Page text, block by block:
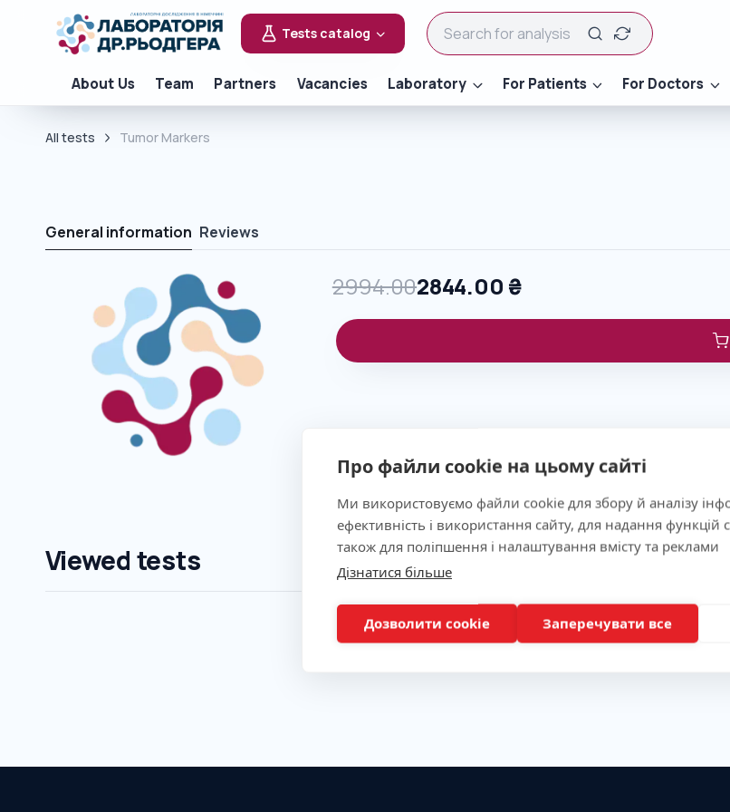
Про файли cookie на цьому сайті
Ми використовуємо файли cookie для збору й аналізу
ефективність і використання сайту, для надання функцій
також для поліпшення і налаштування вмісту та реклами
Дізнатися більше
Дозволити cookie Заперечувати все
Tests catalog
About Us Team Partners Vacancies Laboratory For Patients For Doctors
All tests Tumor Markers
General information Reviews
2994.002844.00 ₴
Viewed tests